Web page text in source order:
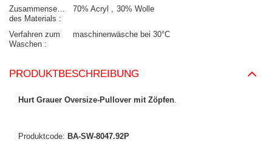
Zusammensetzung
des Materials
70% Acryl 30% Wolle
Verfahren zum
Waschen
maschinenwäsche bei 30°C
PRODUKTBESCHREIBUNG
Hurt Grauer Oversize-Pullover mit Zöpfen.
Produktcode: BA-SW-8047.92P